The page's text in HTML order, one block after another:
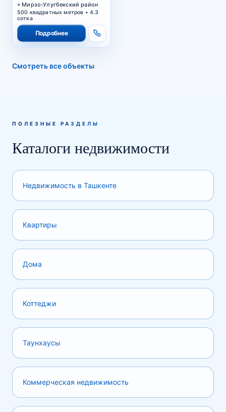
Мирзо-Улугбекский район
500 квадратных метров • 4.3
сотка
Подробнее
Смотреть все объекты
ПОЛЕЗНЫЕ РАЗДЕЛЫ
Каталоги недвижимости
Недвижимость в Ташкенте
Квартиры
Дома
Коттеджи
Таунхаусы
Коммерческая недвижимость